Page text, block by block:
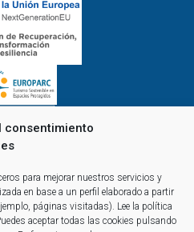
consentimiento
para mejorar nuestros servicios y
en base a un perfil elaborado a partir
páginas visitadas). Lee la política
aceptar todas las cookies pulsando
de lunes a viernes:
y de 15.00 a 18.00
telefónica y comercial:
de 16:00 a 20:00